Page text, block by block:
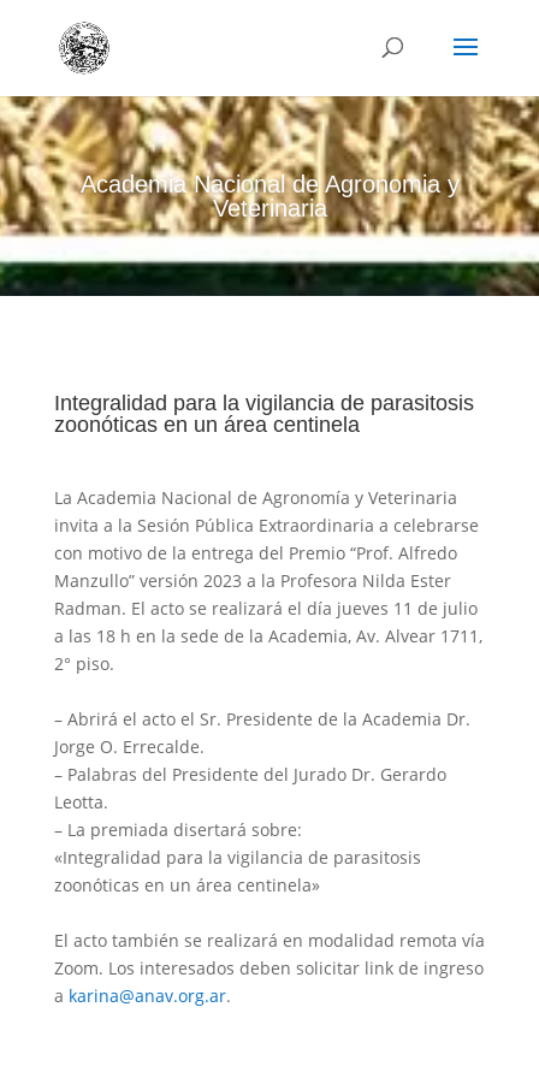
Academia Nacional de Agronomia y
Veterinaria
Integralidad para la vigilancia de parasitosis
zoonóticas en un área centinela
La Academia Nacional de Agronomía y Veterinaria
invita a la Sesión Pública Extraordinaria a celebrarse
con motivo de la entrega del Premio “Prof. Alfredo
Manzullo” versión 2023 a la Profesora Nilda Ester
Radman. El acto se realizará el día jueves 11 de julio
a las 18 h en la sede de la Academia, Av. Alvear 1711,
2° piso.
– Abrirá el acto el Sr. Presidente de la Academia Dr.
Jorge O. Errecalde.
– Palabras del Presidente del Jurado Dr. Gerardo
Leotta.
– La premiada disertará sobre:
«Integralidad para la vigilancia de parasitosis
zoonóticas en un área centinela»
El acto también se realizará en modalidad remota vía
Zoom. Los interesados deben solicitar link de ingreso
a karina@anav.org.ar.